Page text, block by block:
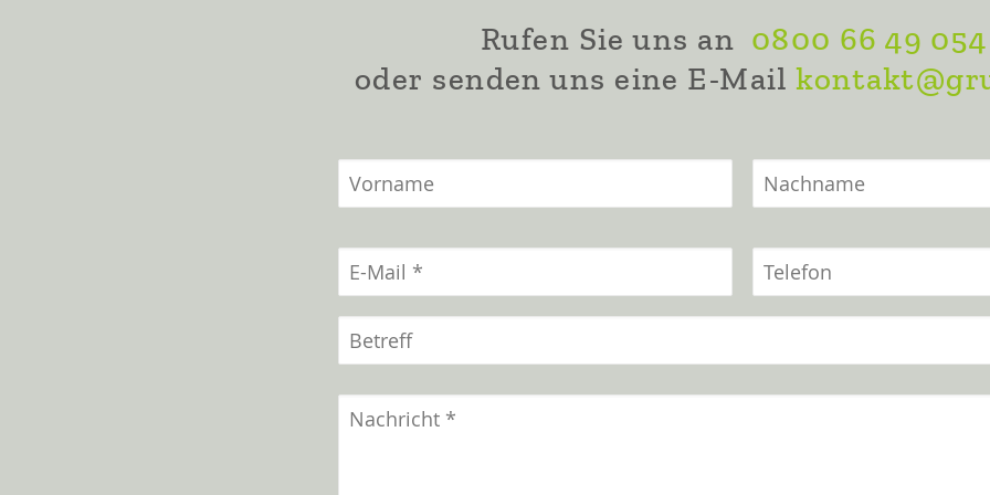
Rufen Sie uns an 0800 66 49 054
oder senden uns eine E-Mail